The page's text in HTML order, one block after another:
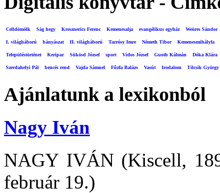
Celldömölk Ság hegy Kresznerics Ferenc Kemenesalja evangélikus egyház Weöres Sándor
I. világháború bányászat II. világháború Tarrósy Imre Németh Tibor Kemenesmihályfa
Településtörténet Keripar Sükösd József sport Vidos József Guoth Kálmán Dóka Klára
Szerdahelyi Pál bencés rend Vajda Sámuel Fűzfa Balázs Vasút Irodalom Tilcsik György
Ajánlatunk a lexikonból
Nagy Iván
NAGY IVÁN (Kiscell,
február 19.)